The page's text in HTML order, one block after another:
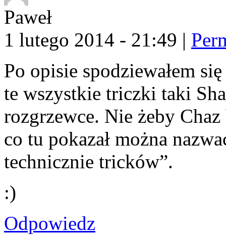
Paweł
1 lutego 2014 - 21:49 |
Po opisie spodziewałem
te wszystkie triczki taki
rozgrzewce. Nie żeby
co tu pokazał można
technicznie tricków”.
:)
Odpowiedz